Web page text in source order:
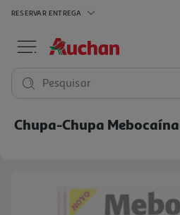
RESERVAR ENTREGA
Pesquisar
Chupa-Chupa